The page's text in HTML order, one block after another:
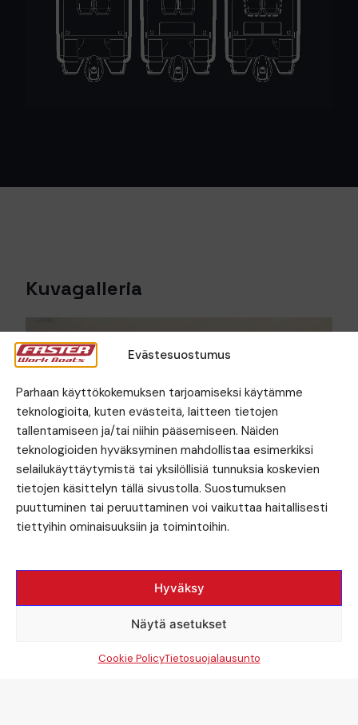
Evästesuostumus
Parhaan käyttökokemuksen tarjoamiseksi käytämme
teknologioita, kuten evästeitä, laitteen tietojen
tallentamiseen ja/tai niihin pääsemiseen. Näiden
teknologioiden hyväksyminen mahdollistaa esimerkiksi
selailukäyttäytymistä tai yksilöllisiä tunnuksia koskevien
tietojen käsittelyn tällä sivustolla. Suostumuksen
puuttuminen tai peruuttaminen voi vaikuttaa haitallisesti
tiettyihin ominaisuuksiin ja toimintoihin.
Hyväksy
Näytä asetukset
Cookie PolicyTietosuojalausunto
Kuvagalleria